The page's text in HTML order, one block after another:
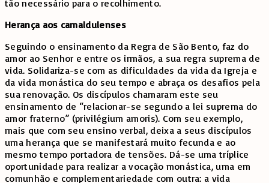
tão necessário para o recolhimento.
Herança aos camaldulenses
Seguindo o ensinamento da Regra de São Bento, faz do
amor ao Senhor e entre os irmãos, a sua regra suprema de
vida. Solidariza-se com as dificuldades da vida da Igreja e
da vida monástica do seu tempo e abraça os desafios pela
sua renovação. Os discípulos chamaram este seu
ensinamento de “relacionar-se segundo a lei suprema do
amor fraterno” (privilégium amoris). Com seu exemplo,
mais que com seu ensino verbal, deixa a seus discípulos
uma herança que se manifestará muito fecunda e ao
mesmo tempo portadora de tensões. Dá-se uma tríplice
oportunidade para realizar a vocação monástica, uma em
comunhão e complementariedade com outra: a vida